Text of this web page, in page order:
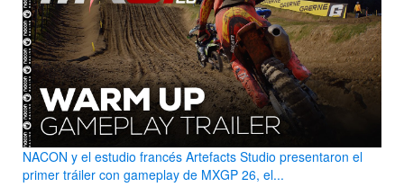
NACON y el estudio francés Artefacts Studio presentaron el
primer tráiler con gameplay de MXGP 26, el...